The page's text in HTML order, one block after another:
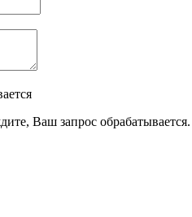
Ваш запрос обрабатывается.